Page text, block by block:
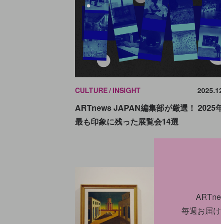
CULTURE INSIGHT
ARTnews JAPAN編集部が厳選！ 2025
最も印象に残った展覧会14選
毎週お届